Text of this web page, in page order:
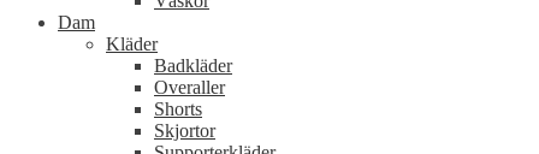
Dam
Kläder
Badkläder
Overaller
Shorts
Skjortor